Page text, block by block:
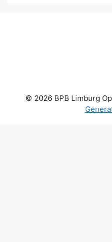
© 2026 BPB Limburg